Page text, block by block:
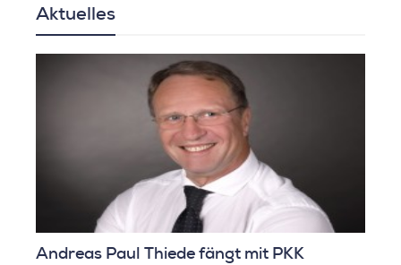
Aktuelles
Elon Musk kürzt für Donald Trump die US-